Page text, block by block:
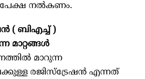
നൽകണം.
( ബിഎച്ച് )
മാറ്റങ്ങൾ
മാറുന്ന
രജിസ്ട്രേഷൻ എന്നത്